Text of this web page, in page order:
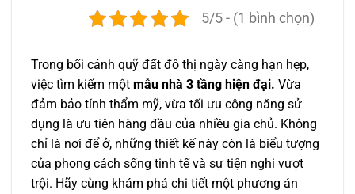
5/5 - (1 bình chọn)
Trong bối cảnh quỹ đất đô thị ngày càng hạn hẹp,
việc tìm kiếm một mẫu nhà 3 tầng hiện đại. Vừa
đảm bảo tính thẩm mỹ, vừa tối ưu công năng sử
dụng là ưu tiên hàng đầu của nhiều gia chủ. Không
chỉ là nơi để ở, những thiết kế này còn là biểu tượng
của phong cách sống tinh tế và sự tiện nghi vượt
trội. Hãy cùng khám phá chi tiết một phương án